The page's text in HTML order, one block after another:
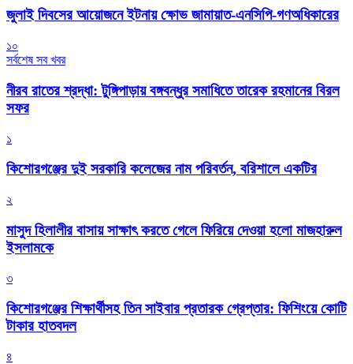
জুলাই দিবসের আয়োজনে ইটনায় ক্ষোভ জামায়াত-এনসিপি-গণঅধিকারের
১০
সর্বশেষ সব খবর
নীরব রাতের শ্রদ্ধা: টুঙ্গিপাড়ায় বঙ্গবন্ধুর সমাধিতে তারেক রহমানের বিরল
সফর
১
কিশোরগঞ্জের দুই সরকারি কলেজের নাম পরিবর্তন, বরিশালে একটির
২
মাসুদ হিলালীর বাসায় সাক্ষাৎ করতে গেলে ফিরিয়ে দেওয়া হলো মাজহারুল
ইসলামকে
৩
কিশোরগঞ্জের শিক্ষার্থীসহ তিন সাইবার প্রতারক গ্রেপ্তার: ফিশিংয়ে কোটি
টাকার হাতবদল
৪